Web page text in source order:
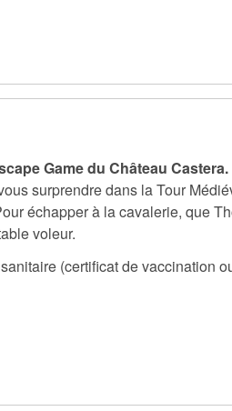
Game du Château Castera.
surprendre dans la Tour
échapper à la cavalerie, que
voleur.
(certificat de vaccination